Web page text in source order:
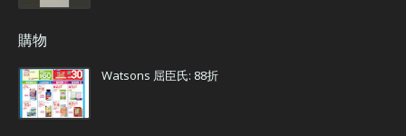
購物
Watsons 屈臣氏: 88折